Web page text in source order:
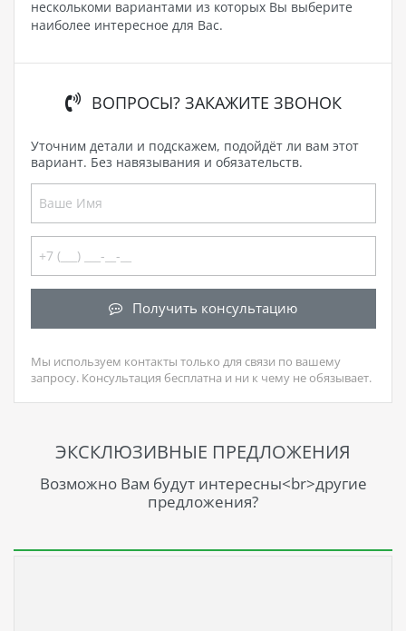
несколькоми вариантами из которых Вы выберите
наиболее интересное для Вас.
ВОПРОСЫ? ЗАКАЖИТЕ ЗВОНОК
Уточним детали и подскажем, подойдёт ли вам этот
вариант. Без навязывания и обязательств.
Получить консультацию
Мы используем контакты только для связи по вашему
запросу. Консультация бесплатна и ни к чему не обязывает.
ЭКСКЛЮЗИВНЫЕ ПРЕДЛОЖЕНИЯ
Возможно Вам будут интересны<br>другие
предложения?